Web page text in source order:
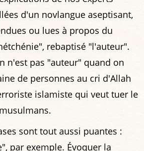
d'un novlangue aseptisant,
ou lues à propos du
rebaptisé "l'auteur".
n'est pas "auteur" quand on
de personnes au cri d'Allah
islamiste qui veut tuer le
sont tout aussi puantes :
par exemple. Évoquer la